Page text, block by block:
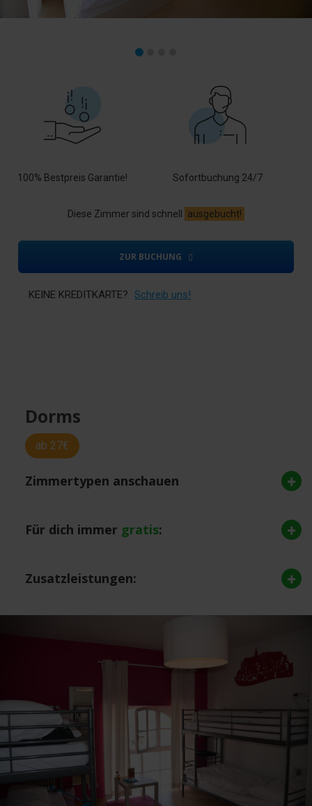
100% Bestpreis Garantie! Sofortbuchung 24/7
Diese Zimmer sind schnell ausgebucht!
ZUR BUCHUNG
KEINE KREDITKARTE? Schreib uns!
Dorms
ab 27€
Zimmertypen anschauen
Für dich immer gratis:
Zusatzleistungen: